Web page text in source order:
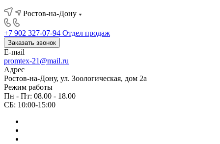
Ростов-на-Дону
+7 902 327-07-94 Отдел продаж
Заказать звонок
E-mail
promtex-21@mail.ru
Адрес
Ростов-на-Дону, ул. Зоологическая, дом 2а
Режим работы
Пн - Пт: 08.00 - 18.00
СБ: 10:00-15:00